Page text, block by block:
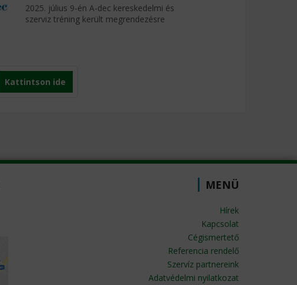
2025. július 9-én A-dec kereskedelmi és
szerviz tréning került megrendezésre
Kattintson ide
MENÜ
Hírek
Kapcsolat
Cégismertető
Referencia rendelő
Szervíz partnereink
Adatvédelmi nyilatkozat